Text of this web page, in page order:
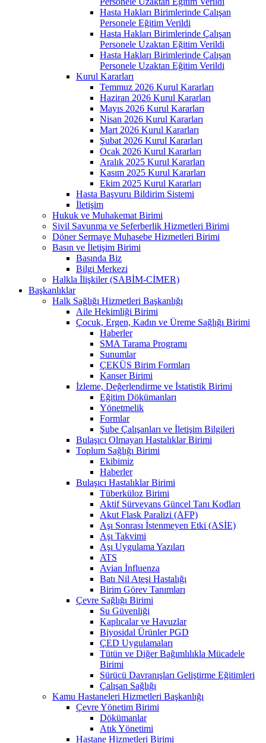
Hasta Hakları Birimlerinde Çalışan
Personele Eğitim Verildi
Hasta Hakları Birimlerinde Çalışan
Personele Uzaktan Eğitim Verildi
Hasta Hakları Birimlerinde Çalışan
Personele Uzaktan Eğitim Verildi
Kurul Kararları
Temmuz 2026 Kurul Kararları
Haziran 2026 Kurul Kararları
Mayıs 2026 Kurul Kararları
Nisan 2026 Kurul Kararları
Mart 2026 Kurul Kararları
Şubat 2026 Kurul Kararları
Ocak 2026 Kurul Kararları
Aralık 2025 Kurul Kararları
Kasım 2025 Kurul Kararları
Ekim 2025 Kurul Kararları
Hasta Başvuru Bildirim Sistemi
İletişim
Hukuk ve Muhakemat Birimi
Sivil Savunma ve Seferberlik Hizmetleri Birimi
Döner Sermaye Muhasebe Hizmetleri Birimi
Basın ve İletişim Birimi
Basında Biz
Bilgi Merkezi
Halkla İlişkiler (SABİM-CİMER)
Başkanlıklar
Halk Sağlığı Hizmetleri Başkanlığı
Aile Hekimliği Birimi
Çocuk, Ergen, Kadın ve Üreme Sağlığı Birimi
Haberler
SMA Tarama Programı
Sunumlar
ÇEKÜS Birim Formları
Kanser Birimi
İzleme, Değerlendirme ve İstatistik Birimi
Eğitim Dökümanları
Yönetmelik
Formlar
Şube Çalışanları ve İletişim Bilgileri
Bulaşıcı Olmayan Hastalıklar Birimi
Toplum Sağlığı Birimi
Ekibimiz
Haberler
Bulaşıcı Hastalıklar Birimi
Tüberküloz Birimi
Aktif Sürveyans Güncel Tanı Kodları
Akut Flask Paralizi (AFP)
Aşı Sonrası İstenmeyen Etki (ASİE)
Aşı Takvimi
Aşı Uygulama Yazıları
ATS
Avian İnfluenza
Batı Nil Ateşi Hastalığı
Birim Görev Tanımları
Çevre Sağlığı Birimi
Su Güvenliği
Kaplıcalar ve Havuzlar
Biyosidal Ürünler PGD
ÇED Uygulamaları
Tütün ve Diğer Bağımlılıkla Mücadele
Birimi
Sürücü Davranışları Geliştirme Eğitimleri
Çalışan Sağlığı
Kamu Hastaneleri Hizmetleri Başkanlığı
Çevre Yönetim Birimi
Dökümanlar
Atık Yönetimi
Hastane Hizmetleri Birimi